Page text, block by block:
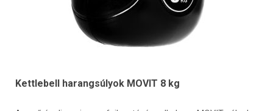
Kettlebell harangsúlyok MOVIT 8 kg